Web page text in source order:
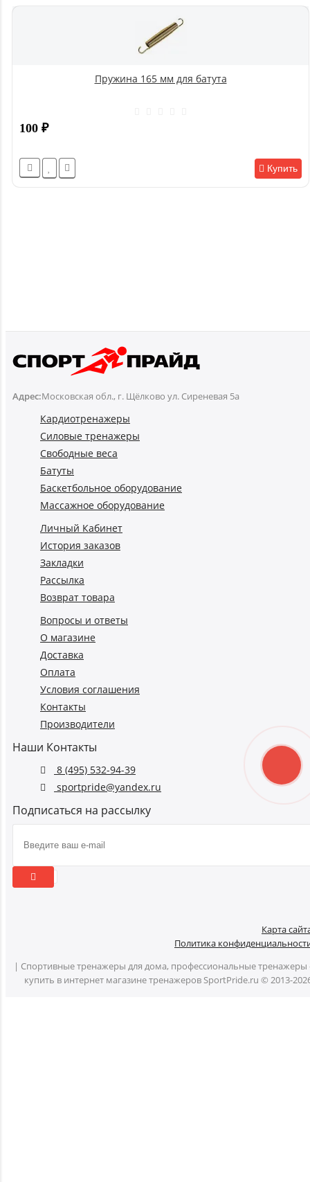
Пружина 165 мм для батута
100 ₽
Купить
Адрес:Московская обл., г. Щёлково ул. Сиреневая 5а
Кардиотренажеры
Силовые тренажеры
Свободные веса
Батуты
Баскетбольное оборудование
Массажное оборудование
Личный Кабинет
История заказов
Закладки
Рассылка
Возврат товара
Вопросы и ответы
О магазине
Доставка
Оплата
Условия соглашения
Контакты
Производители
Наши Контакты
8 (495) 532-94-39
sportpride@yandex.ru
Подписаться на рассылку
Карта
Политика
| Спортивные тренажеры для дома, профессиональные тренажеры
купить в интернет магазине тренажеров SportPride.ru © 2013-